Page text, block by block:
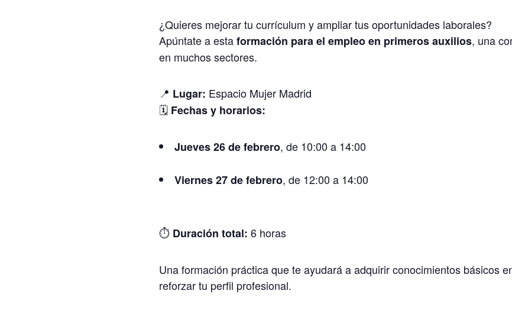
¿Quieres mejorar tu currículum y ampliar tus oportunidades laborales?
Apúntate a estaformación para el empleo en primeros auxilios, una
en muchos sectores.
📍 Lugar: Espacio Mujer Madrid
🗓 Fechas y horarios:
Jueves 26 de febrero, de 10:00 a 14:00
Viernes 27 de febrero, de 12:00 a 14:00
⏱ Duración total: 6 horas
Una formación práctica que te ayudará a adquirir conocimientos básicos
reforzar tu perfil profesional.